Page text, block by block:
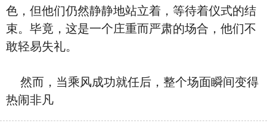
色，但他们仍然静静地站立着，等待着仪式的结
束。毕竟，这是一个庄重而严肃的场合，他们不
敢轻易失礼。
然而，当乘风成功就任后，整个场面瞬间变得
热闹非凡